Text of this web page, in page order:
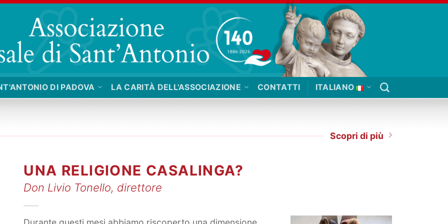
DI PADOVA LA CARITÀ DELL'ASSOCIAZIONE CONTATTI ITALIANO
Scopri di più
UNA RELIGIONE CASALINGA?
Don Livio Tonello, direttore